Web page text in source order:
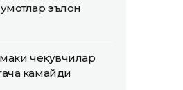
эълон
чекувчилар
камайди